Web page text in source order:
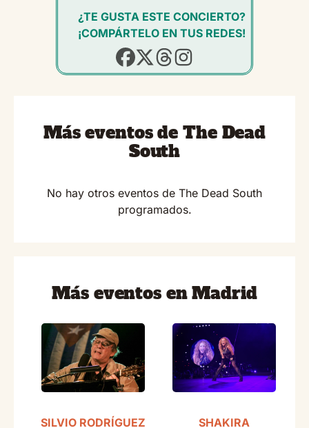
¿TE GUSTA ESTE CONCIERTO?
¡COMPÁRTELO EN TUS REDES!
Más eventos de The Dead
South
No hay otros eventos de The Dead South
programados.
Más eventos en Madrid
SILVIO RODRÍGUEZ SHAKIRA